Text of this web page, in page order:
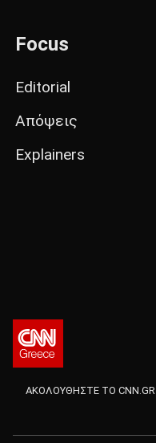
Focus
Editorial
Απόψεις
Explainers
ΑΚΟΛΟΥΘΗΣΤΕ ΤΟ CNN.GR